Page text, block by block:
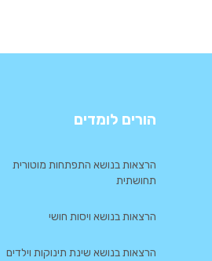
הורים לומדים
הרצאות בנושא התפתחות מוטורית
תחושתית
הרצאות בנושא ויסות חושי
הרצאות בנושא שינת תינוקות וילדים